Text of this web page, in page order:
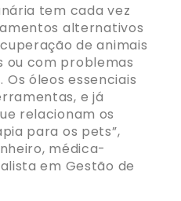
tem cada vez
alternativos
de animais
ou com problemas
óleos essenciais
e já
relacionam os
para os pets”,
médica-
em Gestão de